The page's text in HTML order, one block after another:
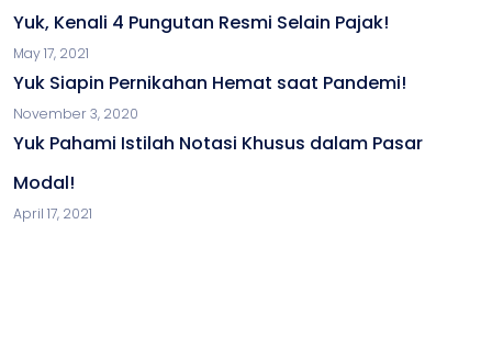
Yuk, Kenali 4 Pungutan Resmi Selain Pajak!
May 17, 2021
Yuk Siapin Pernikahan Hemat saat Pandemi!
November 3, 2020
Yuk Pahami Istilah Notasi Khusus dalam Pasar
Modal!
April 17, 2021